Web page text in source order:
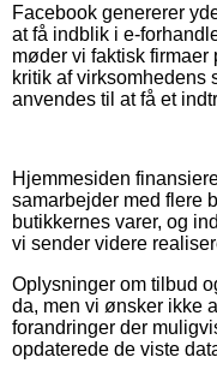
Facebook genererer
at få indblik i e-
møder vi faktisk firmaer
kritik af virksomhedens
anvendes til at få et
Hjemmesiden
samarbejder med flere
butikkernes varer, og
vi sender videre
Oplysninger om tilbud
da, men vi ønsker ikke
forandringer der
opdaterede de viste